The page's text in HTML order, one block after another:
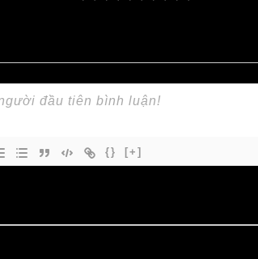
{} [+]